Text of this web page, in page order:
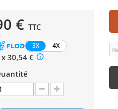
€ TTC
3X 4X
30,54 €